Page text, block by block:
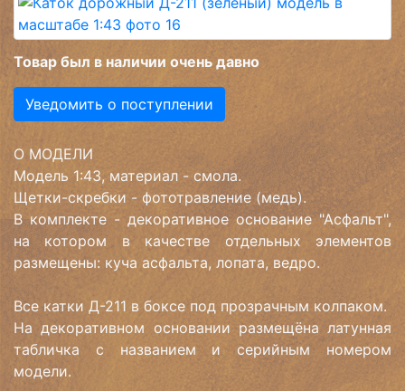
Товар был в наличии очень давно
Уведомить о поступлении
О МОДЕЛИ
Модель 1:43, материал - смола.
Щетки-скребки - фототравление (медь).
В комплекте - декоративное основание "Асфальт",
на котором в качестве отдельных элементов
размещены: куча асфальта, лопата, ведро.
Все катки Д-211 в боксе под прозрачным колпаком.
На декоративном основании размещёна латунная
табличка с названием и серийным номером
модели.